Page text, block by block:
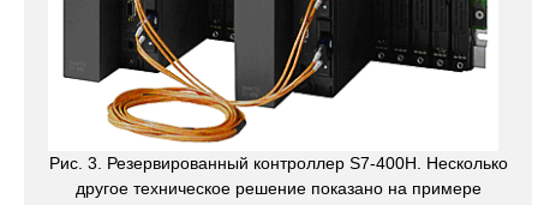
Рис. 3. Резервированный контроллер S7-400H. Несколько
другое техническое решение показано на примере